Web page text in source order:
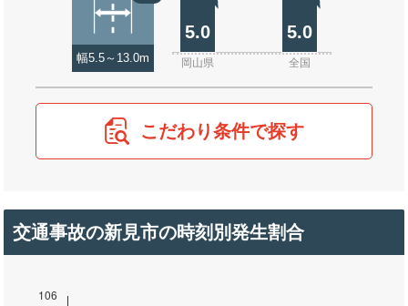
幅5.5～13.0m
5.0 5.0
岡山県 全国
こだわり条件で探す
交通事故の新見市の時刻別発生割合